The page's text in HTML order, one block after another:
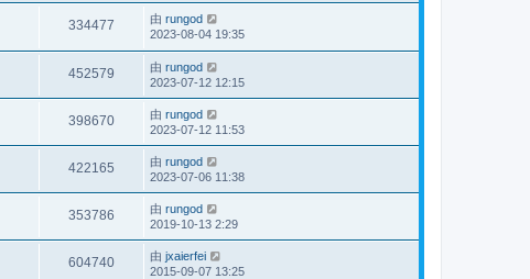
334477 由 rungod
2023-08-04 19:35
452579 由 rungod
2023-07-12 12:15
398670 由 rungod
2023-07-12 11:53
422165 由 rungod
2023-07-06 11:38
353786 由 rungod
2019-10-13 2:29
604740 由 jxaierfei
2015-09-07 13:25